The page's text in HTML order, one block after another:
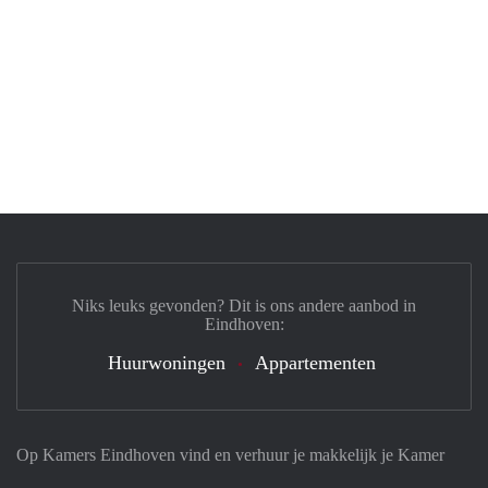
Op Kamers Eindhoven vind en verhuur je makkelijk je Kamer
Niks leuks gevonden? Dit is ons andere aanbod in
Eindhoven:
Huurwoningen Appartementen